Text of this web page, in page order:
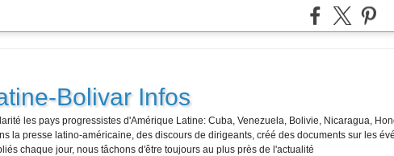
Bolivar Infos
les pays progressistes d'Amérique Latine: Cuba, Venezuela, Bolivie, Nicaragua,
la presse latino-américaine, des discours de dirigeants, créé des documents sur les
chaque jour, nous tâchons d'être toujours au plus près de l'actualité